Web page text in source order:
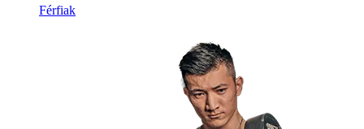
Férfiak